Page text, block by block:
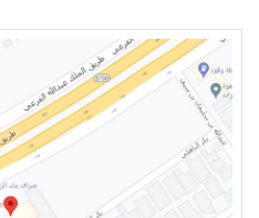
Preventing dry eyes